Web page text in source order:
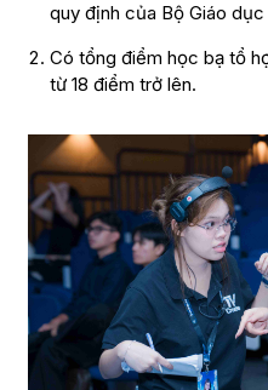
quy định của Bộ Giáo
Có tổng điểm học bạ tổ
từ 18 điểm trở lên.